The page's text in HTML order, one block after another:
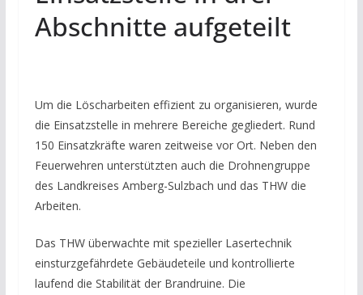
Abschnitte aufgeteilt
Um die Löscharbeiten effizient zu organisieren, wurde
die Einsatzstelle in mehrere Bereiche gegliedert. Rund
150 Einsatzkräfte waren zeitweise vor Ort. Neben den
Feuerwehren unterstützten auch die Drohnengruppe
des Landkreises Amberg-Sulzbach und das THW die
Arbeiten.
Das THW überwachte mit spezieller Lasertechnik
einsturzgefährdete Gebäudeteile und kontrollierte
laufend die Stabilität der Brandruine. Die